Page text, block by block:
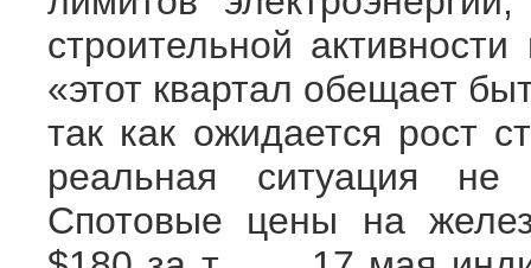
строительной
«этот квартал обещает
так как ожидается рост
реальная ситуация
Спотовые цены на